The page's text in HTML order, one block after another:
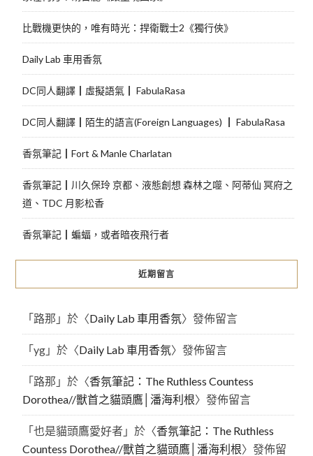
比戰機更快的，唯有時光：捍衛戰士2《獨行俠》
Daily Lab 車用香氛
DC同人翻譯┃虛擬語氣┃ FabulaRasa
DC同人翻譯┃陌生的語言(Foreign Languages) ┃ FabulaRasa
香氛筆記┃Fort & Manle Charlatan
香氛筆記┃川久保玲 京都、液態創想 森林之噬、阿蒂仙 冥府之
道、TDC 月影松香
香氛筆記┃蝙蝠，或者暗夜飛行者
近期留言
「路那 」於〈Daily Lab 車用香氛〉發佈留言
「yg」於〈Daily Lab 車用香氛〉發佈留言
「路那 」於〈香氛筆記：The Ruthless Countess
Dorothea//獸首之貓頭鷹│潘海利根〉發佈留言
「也是貓頭鷹愛好者」於〈香氛筆記：The Ruthless
Countess Dorothea//獸首之貓頭鷹│潘海利根〉發佈留